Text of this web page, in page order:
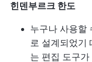
힌덴부르크 한도
누구나 사용할
로 설계되었기
는 편집 도구